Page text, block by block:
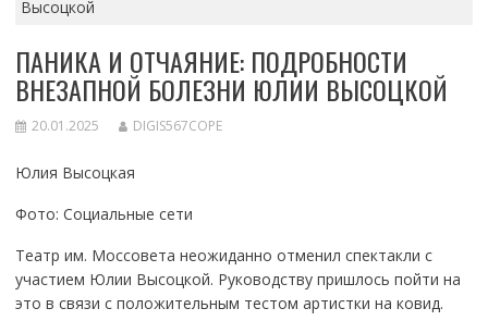
Высоцкой
ПАНИКА И ОТЧАЯНИЕ: ПОДРОБНОСТИ
ВНЕЗАПНОЙ БОЛЕЗНИ ЮЛИИ ВЫСОЦКОЙ
20.01.2025 DIGIS567COPE
Юлия Высоцкая
Фото: Социальные сети
Театр им. Моссовета неожиданно отменил спектакли с
участием Юлии Высоцкой. Руководству пришлось пойти на
это в связи с положительным тестом артистки на ковид.